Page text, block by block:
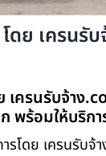
ดย เครนรั
เครนรับจ้าง
ก พร้อมให้บริ
ารโดย เครนรับ